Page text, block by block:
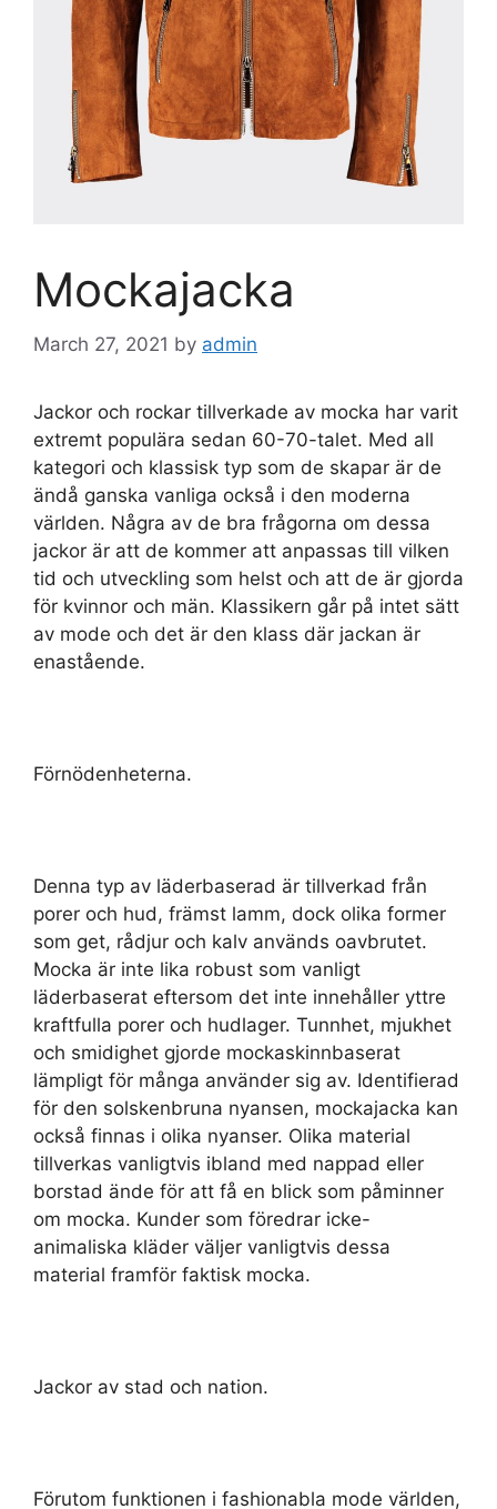
Mockajacka
March 27, 2021 by admin
Jackor och rockar tillverkade av mocka har varit
extremt populära sedan 60-70-talet. Med all
kategori och klassisk typ som de skapar är de
ändå ganska vanliga också i den moderna
världen. Några av de bra frågorna om dessa
jackor är att de kommer att anpassas till vilken
tid och utveckling som helst och att de är gjorda
för kvinnor och män. Klassikern går på intet sätt
av mode och det är den klass där jackan är
enastående.
Förnödenheterna.
Denna typ av läderbaserad är tillverkad från
porer och hud, främst lamm, dock olika former
som get, rådjur och kalv används oavbrutet.
Mocka är inte lika robust som vanligt
läderbaserat eftersom det inte innehåller yttre
kraftfulla porer och hudlager. Tunnhet, mjukhet
och smidighet gjorde mockaskinnbaserat
lämpligt för många använder sig av. Identifierad
för den solskenbruna nyansen, mockajacka kan
också finnas i olika nyanser. Olika material
tillverkas vanligtvis ibland med nappad eller
borstad ände för att få en blick som påminner
om mocka. Kunder som föredrar icke-
animaliska kläder väljer vanligtvis dessa
material framför faktisk mocka.
Jackor av stad och nation.
Förutom funktionen i fashionabla mode världen,